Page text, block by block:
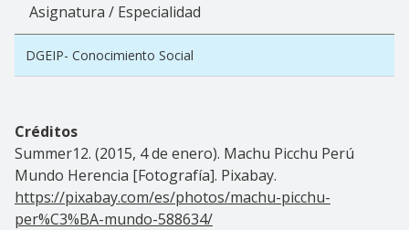
Asignatura / Especialidad
DGEIP- Conocimiento Social
Créditos
Summer12. (2015, 4 de enero). Machu Picchu Perú
Mundo Herencia [Fotografía]. Pixabay.
https://pixabay.com/es/photos/machu-picchu-
per%C3%BA-mundo-588634/